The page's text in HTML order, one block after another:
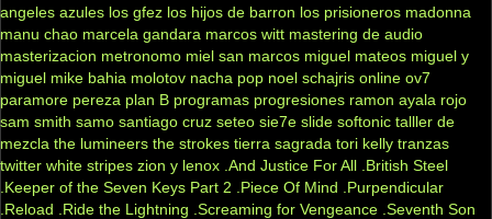
angeles azules los gfez los hijos de barron los prisioneros madonna
manu chao marcela gandara marcos witt mastering de audio
masterizacion metronomo miel san marcos miguel mateos miguel y
miguel mike bahia molotov nacha pop noel schajris online ov7
paramore pereza plan B programas progresiones ramon ayala rojo
sam smith samo santiago cruz seteo sie7e slide softonic talller de
mezcla the lumineers the strokes tierra sagrada tori kelly tranzas
twitter white stripes zion y lenox .And Justice For All .British Steel
.Keeper of the Seven Keys Part 2
.Piece Of Mind
.Purpendicular
.Reload
.Ride the Lightning .Screaming for Vengeance .Seventh Son